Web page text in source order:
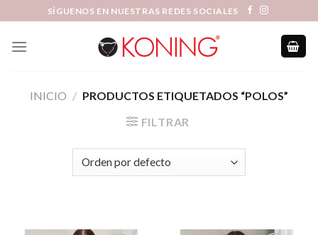
content
SÍGUENOS EN NUESTRAS REDES SOCIALES
INICIO / PRODUCTOS ETIQUETADOS “POLOS”
FILTRAR